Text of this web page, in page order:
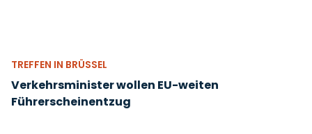
TREFFEN IN BRÜSSEL
Verkehrsminister wollen EU-weiten
Führerscheinentzug